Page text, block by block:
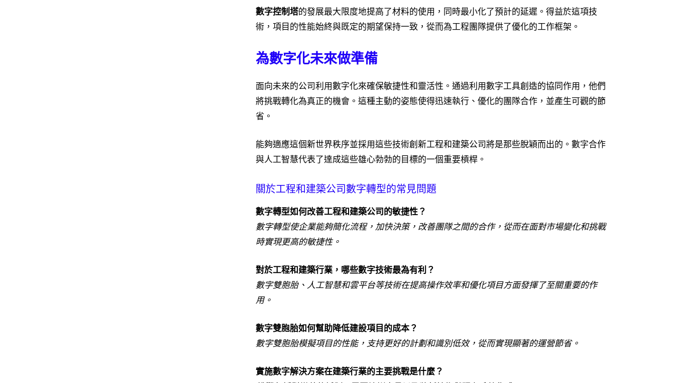
數字控制塔的發展最大限度地提高了材料的使用，同時最小化了預計的延遲。得益於這項技
術，項目的性能始終與既定的期望保持一致，從而為工程團隊提供了優化的工作框架。
為數字化未來做準備
面向未來的公司利用數字化來確保敏捷性和靈活性。通過利用數字工具創造的協同作用，他們
將挑戰轉化為真正的機會。這種主動的姿態使得迅速執行、優化的團隊合作，並產生可觀的節
省。
能夠適應這個新世界秩序並採用這些技術創新工程和建築公司將是那些脫穎而出的。數字合作
與人工智慧代表了達成這些雄心勃勃的目標的一個重要槓桿。
關於工程和建築公司數字轉型的常見問題
數字轉型如何改善工程和建築公司的敏捷性？
數字轉型使企業能夠簡化流程，加快決策，改善團隊之間的合作，從而在面對市場變化和挑戰
時實現更高的敏捷性。
對於工程和建築行業，哪些數字技術最為有利？
數字雙胞胎、人工智慧和雲平台等技術在提高操作效率和優化項目方面發揮了至關重要的作
用。
數字雙胞胎如何幫助降低建設項目的成本？
數字雙胞胎模擬項目的性能，支持更好的計劃和識別低效，從而實現顯著的運營節省。
實施數字解決方案在建築行業的主要挑戰是什麼？